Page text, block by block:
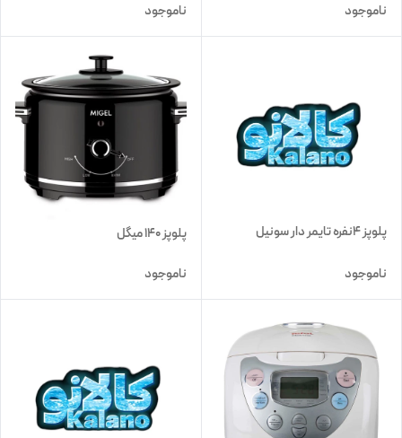
ناموجود ناموجود
پلوپز 4نفره تایمر دار سونیل
ناموجود
پلوپز 140 میگل
ناموجود